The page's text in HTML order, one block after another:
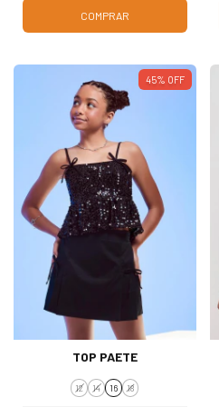
COMPRAR
45% OFF
TOP PAETE
12 14 16 18